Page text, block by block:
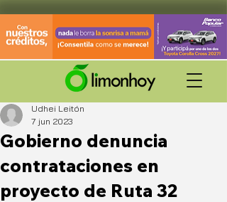
Gobierno denuncia
contrataciones en
proyecto de Ruta 32
Udhei Leitón
7 jun 2023